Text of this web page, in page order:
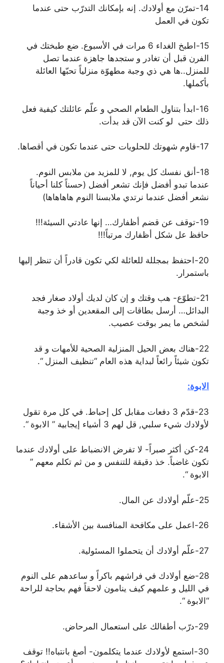
14-تمرّن مع أولادك. إنه بإمكانك التدرّب حتى عندما
تكون في العمل
15-اطبخ الغداء 6 مرات في الأسبوع. ضع طبختك في
الفرن قبل أن تغادر و ستجدها جاهزة عندما تصل
للمنزل..ها هي ذي وجبة مطهوّة منزلياً تحبّها العائلة
بأكملها.
16-ابدأ بتناول الطعام الصحي و علّم عائلتك كيفية فعل
ذلك حتى لو كنت الآن قد بدأت.
17-قاوم شهوتك للحلويات حتى عندما تكون في أقصاها.
18-أنق نفسك كل يوم, لا للمزيد من ملابس النوم.
عندما تبدو أفضل فإنك تشعر أفضل (حسناً كلنا أحياناً
نشعر أفضل عندما نرتدي ملابسنا النوم هاهاهاها)
19-توقف عن قضم أظفارك… إنها عادتي السيئة!!!
حافظ عل شكل أظفارك مرتباً!!!
20-احتفظ بمجللة للعائلة لكي تكون قادراً أن تنظر إليها
باستمرار.
21-تطوّع- هب وقتك و إن كان لديك أولاد صغار فجد
البدائل… أرسل بطاقات إلى المقعدين أو خذ وجبة
لشخص ما يمر بوقت عصيب.
22-هناك بعض الحيل المنزلية الصحية للأمهات و قد
تكون شيئاً رائعاً لبداية هذه العام “تنظيف المنزل “.
الابوة:
23-قدّم 3 دفعات مقابل كل إحباط. في كل مرة تقول
لأولادك شيء سلبي, قل لهم 3 أشياء إيجابية ” الابوة “.
24-كن أكثر صبراً- لا تفرض الانضباط على أولادك عندما
تكون غاضباً. خذ دقيقة للتنفس و من ثم تكلم معهم ”
الابوة “.
25-علّم أولادك عن المال.
26-اعمل على مكافحة المنافسة بين الأشقاء.
27-علّم أولادك أن يتحملوا المسئولية.
28-ضع أولادك في فراشهم باكراً و ساعدهم على النوم
في الليل و علمهم كيف ينامون لاحقاً فهم بحاجة للراحة
“الابوة “.
29-درّب أطفالك على استعمال المرحاض.
30-استمع لأولادك عندما يتكلمون- أصغ بانتباه!! توقف